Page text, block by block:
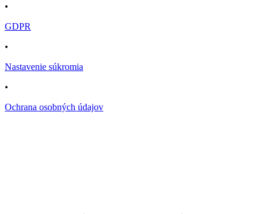
•
GDPR
•
Nastavenie súkromia
•
Ochrana osobných údajov